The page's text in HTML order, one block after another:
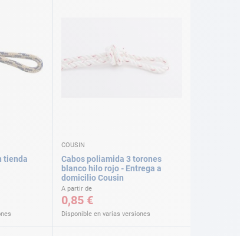
tienda
COUSIN
Cabos poliamida 3 torones
blanco hilo rojo - Entrega a
domicilio Cousin
A partir de
0,85 €
Disponible en varias versiones